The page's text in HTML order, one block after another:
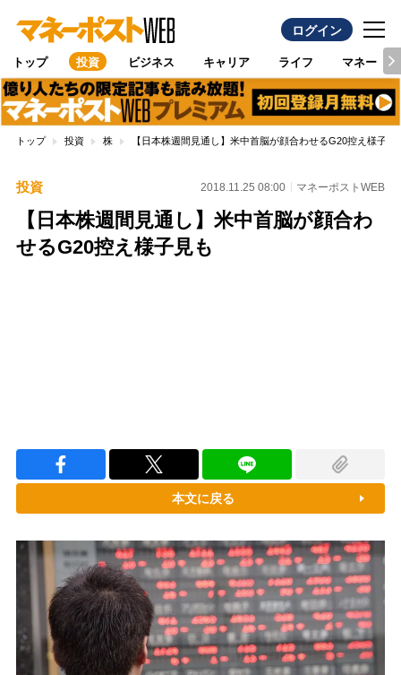
ログイン
トップ 投資 ビジネス キャリア ライフ マネー
トップ 投資 株 【日本株週間見通し】米中首脳が顔合わせるG20控え様子見
投資 2018.11.25 08:00 マネーポストWEB
【日本株週間見通し】米中首脳が顔合わ
せるG20控え様子見も
本文に戻る